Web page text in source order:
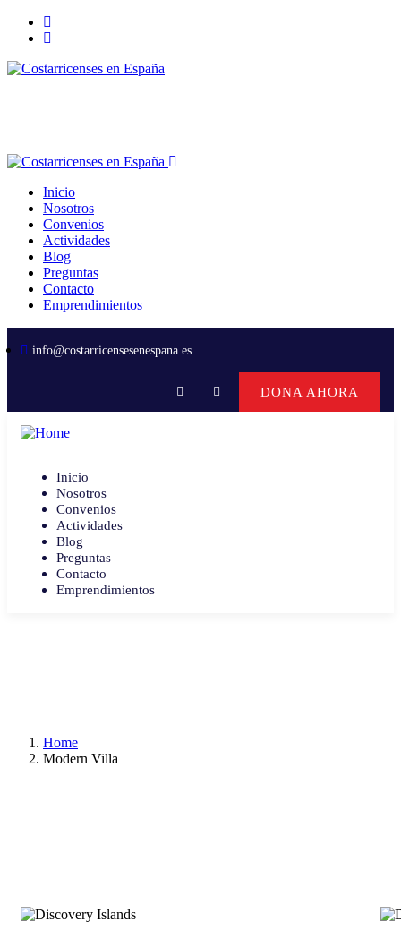
Inicio
Nosotros
Convenios
Actividades
Blog
Preguntas
Contacto
Emprendimientos
info@costarricensesenespana.es
DONA AHORA
Inicio
Nosotros
Convenios
Actividades
Blog
Preguntas
Contacto
Emprendimientos
Home
Modern Villa